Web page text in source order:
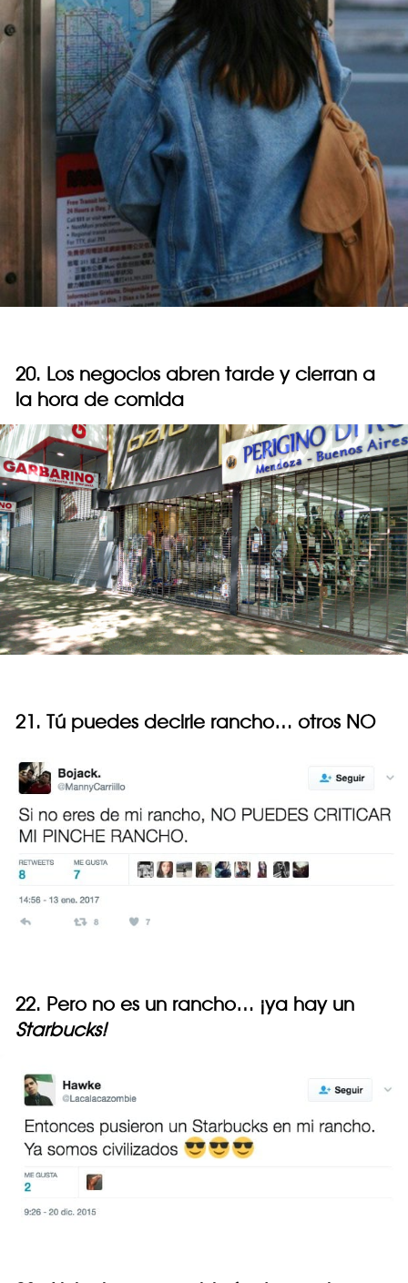
20. Los negocios abren tarde y cierran a
la hora de comida
21. Tú puedes decirle rancho… otros NO
22. Pero no es un rancho… ¡ya hay un
Starbucks!